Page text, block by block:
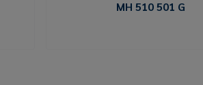
MH 510 501 G